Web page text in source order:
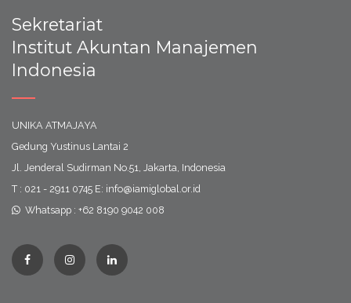
Sekretariat
Institut Akuntan Manajemen
Indonesia
UNIKA ATMAJAYA
Gedung Yustinus Lantai 2
Jl. Jenderal Sudirman No.51, Jakarta, Indonesia
T : 021 - 2911 0745 E: info@iamiglobal.or.id
Whatsapp : +62 8190 9042 008